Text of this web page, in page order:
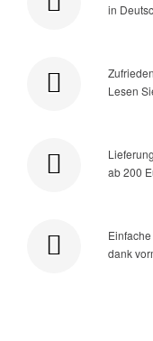
in
Lesen
ab 200
dank